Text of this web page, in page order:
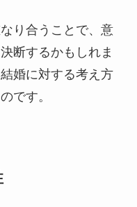
り合うことで、意
断するかもしれま
婚に対する考え方
です。